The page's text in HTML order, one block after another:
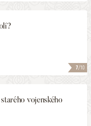
7/10
vojenského